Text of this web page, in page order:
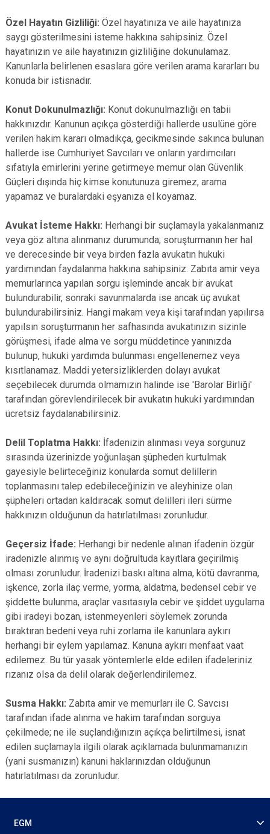
Özel Hayatın Gizliliği: Özel hayatınıza ve aile hayatınıza
saygı gösterilmesini isteme hakkına sahipsiniz. Özel
hayatınızın ve aile hayatınızın gizliliğine dokunulamaz.
Kanunlarla belirlenen esaslara göre verilen arama kararları bu
konuda bir istisnadır.
Konut Dokunulmazlığı: Konut dokunulmazlığı en tabii
hakkınızdır. Kanunun açıkça gösterdiği hallerde usulüne göre
verilen hakim kararı olmadıkça, gecikmesinde sakınca bulunan
hallerde ise Cumhuriyet Savcıları ve onların yardımcıları
sıfatıyla emirlerini yerine getirmeye memur olan Güvenlik
Güçleri dışında hiç kimse konutunuza giremez, arama
yapamaz ve buralardaki eşyanıza el koyamaz.
Avukat İsteme Hakkı: Herhangi bir suçlamayla yakalanmanız
veya göz altına alınmanız durumunda; soruşturmanın her hal
ve derecesinde bir veya birden fazla avukatın hukuki
yardımından faydalanma hakkına sahipsiniz. Zabıta amir veya
memurlarınca yapılan sorgu işleminde ancak bir avukat
bulundurabilir, sonraki savunmalarda ise ancak üç avukat
bulundurabilirsiniz. Hangi makam veya kişi tarafından yapılırsa
yapılsın soruşturmanın her safhasında avukatınızın sizinle
görüşmesi, ifade alma ve sorgu müddetince yanınızda
bulunup, hukuki yardımda bulunması engellenemez veya
kısıtlanamaz. Maddi yetersizliklerden dolayı avukat
seçebilecek durumda olmamızın halinde ise 'Barolar Birliği'
tarafından görevlendirilecek bir avukatın hukuki yardımından
ücretsiz faydalanabilirsiniz.
Delil Toplatma Hakkı: İfadenizin alınması veya sorgunuz
sırasında üzerinizde yoğunlaşan şüpheden kurtulmak
gayesiyle belirteceğiniz konularda somut delillerin
toplanmasını talep edebileceğinizin ve aleyhinize olan
şüpheleri ortadan kaldıracak somut delilleri ileri sürme
hakkınızın olduğunun da hatırlatılması zorunludur.
Geçersiz İfade: Herhangi bir nedenle alınan ifadenin özgür
iradenizle alınmış ve aynı doğrultuda kayıtlara geçirilmiş
olması zorunludur. İradenizi baskı altına alma, kötü davranma,
işkence, zorla ilaç verme, yorma, aldatma, bedensel cebir ve
şiddette bulunma, araçlar vasıtasıyla cebir ve şiddet uygulama
gibi iradeyi bozan, istenmeyenleri söylemek zorunda
bıraktıran bedeni veya ruhi zorlama ile kanunlara aykırı
herhangi bir eylem yapılamaz. Kanuna aykırı menfaat vaat
edilemez. Bu tür yasak yöntemlerle elde edilen ifadeleriniz
rızanız olsa da delil olarak değerlendirilemez.
Susma Hakkı: Zabıta amir ve memurları ile C. Savcısı
tarafından ifade alınma ve hakim tarafından sorguya
çekilmede; ne ile suçlandığınızın açıkça belirtilmesi, isnat
edilen suçlamayla ilgili olarak açıklamada bulunmamanızın
(yani susmanızın) kanuni haklarınızdan olduğunun
hatırlatılması da zorunludur.
EGM